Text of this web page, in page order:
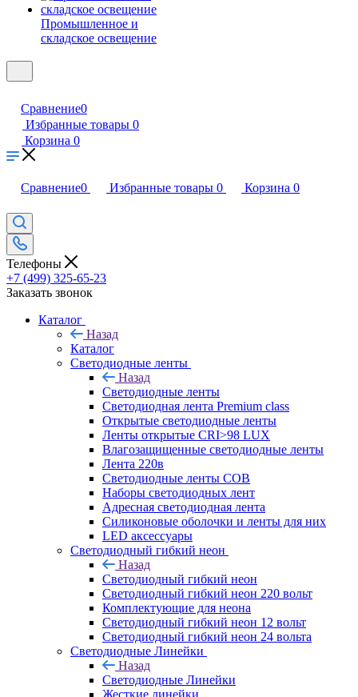
Промышленное и
складское освещение
Сравнение0
Избранные товары 0
Корзина 0
Сравнение0 Избранные товары 0 Корзина 0
Телефоны
+7 (499) 325-65-23
Заказать звонок
Каталог
Назад
Каталог
Светодиодные ленты
Назад
Светодиодные ленты
Светодиодная лента Premium class
Открытые светодиодные ленты
Ленты открытые CRI>98 LUX
Влагозащищенные светодиодные ленты
Лента 220в
Светодиодные ленты COB
Наборы светодиодных лент
Адресная светодиодная лента
Силиконовые оболочки и ленты для них
LED аксессуары
Светодиодный гибкий неон
Назад
Светодиодный гибкий неон
Светодиодный гибкий неон 220 вольт
Комплектующие для неона
Светодиодный гибкий неон 12 вольт
Светодиодный гибкий неон 24 вольта
Светодиодные Линейки
Назад
Светодиодные Линейки
Жесткие линейки